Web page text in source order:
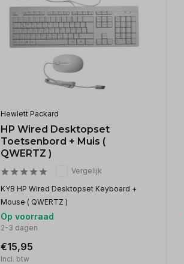
Hewlett Packard
HP Wired Desktopset
Toetsenbord + Muis (
QWERTZ )
Vergelijk
KYB HP Wired Desktopset Keyboard +
Mouse ( QWERTZ )
Op voorraad
2-3 dagen
€15,95
Incl. btw